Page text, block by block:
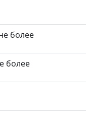
более
более